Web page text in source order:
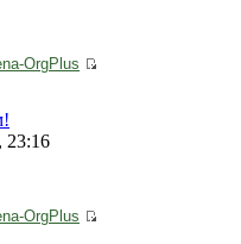
OrgPlus
23:16
OrgPlus